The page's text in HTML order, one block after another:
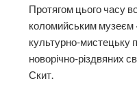
Протягом цього часу
коломийським музеєм
культурно-мистецьку
новорічно-різдвяних
Скит.